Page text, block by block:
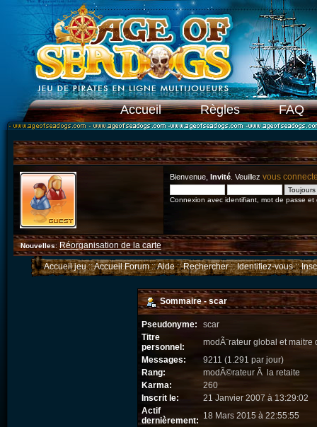
Accueil Règles FAQ
Bienvenue, Invité . Veuillez vous
Connexion avec identifiant, mot de passe et
Nouvelles: Réorganisation de la carte
Accueil jeu::Accueil Forum::Aide::Rechercher::Identifiez-vous::
Sommaire - scar
Pseudonyme:
scar
Titre
personnel:
modÃ¨rateur global et maitre
Messages:
9211 (1.291 par jour)
Rang:
modÃ©rateur Ã la retaite
Karma:
260
Inscrit le:
21 Janvier 2007 à 13:29:02
Actif
dernièrement: 18 Mars 2015 à 22:55:55